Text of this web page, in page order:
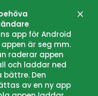
app för Android
är seg mm.
raderar appen
och laddar ned
bättre. Den
av en ny app